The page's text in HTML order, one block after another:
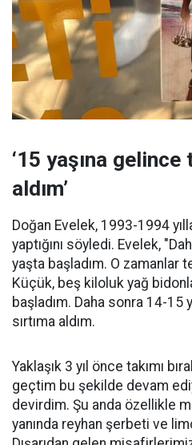
‘15 yaşına gelince
aldım’
Doğan Evelek, 1993-1994
yaptığını söyledi. Evelek,
yaşta başladım. O zamanlar
Küçük, beş kiloluk yağ
başladım. Daha sonra 14-15
sırtıma aldım.
Yaklaşık 3 yıl önce takımı
geçtim bu şekilde devam
devirdim. Şu anda özellikle
yanında reyhan şerbeti ve